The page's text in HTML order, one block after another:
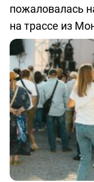
пожаловалась
на трассе из